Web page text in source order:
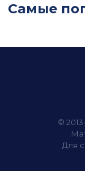
Самые
©
Для